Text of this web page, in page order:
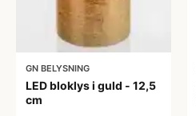
GN BELYSNING
LED bloklys i guld - 12,5
cm